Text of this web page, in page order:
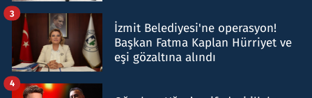
İzmit Belediyesi'ne operasyon!
Başkan Fatma Kaplan Hürriyet ve
eşi gözaltına alındı
3
4